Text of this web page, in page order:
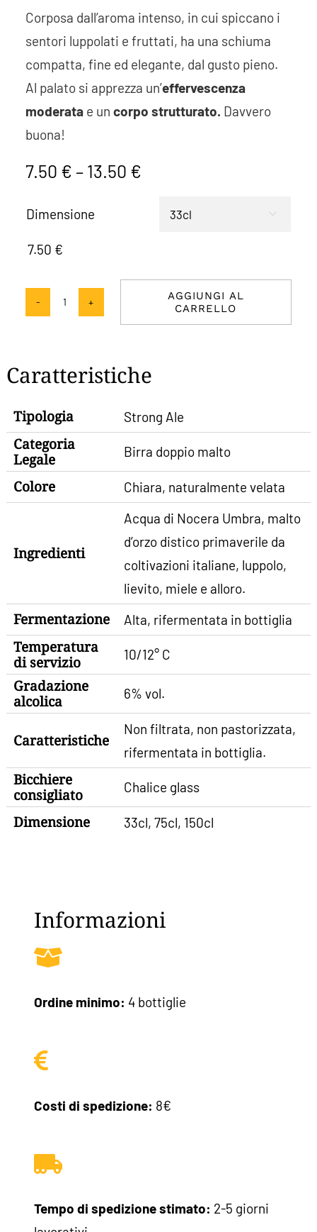
Corposa dall’aroma intenso, in cui spiccano i
sentori luppolati e fruttati, ha una schiuma
compatta, fine ed elegante, dal gusto pieno.
Al palato si apprezza un’effervescenza
moderata e un corpo strutturato. Davvero
buona!
7.50 € – 13.50 €
Dimensione 
7.50 €
Aurum
Artigianale
Chiara
quantità
AGGIUNGI AL
CARRELLO
Caratteristiche
Tipologia Strong Ale
Categoria
Legale
Birra doppio malto
Colore Chiara, naturalmente velata
Ingredienti
Acqua di Nocera Umbra, malto
d’orzo distico primaverile da
coltivazioni italiane, luppolo,
lievito, miele e alloro.
Fermentazione Alta, rifermentata in bottiglia
Temperatura
di servizio
10/12° C
Gradazione
alcolica
6% vol.
Caratteristiche
Non filtrata, non pastorizzata,
rifermentata in bottiglia.
Bicchiere
consigliato
Chalice glass
Dimensione 33cl, 75cl, 150cl
Informazioni
Ordine minimo: 4 bottiglie
Costi di spedizione: 8€
Tempo di spedizione stimato: 2-5 giorni